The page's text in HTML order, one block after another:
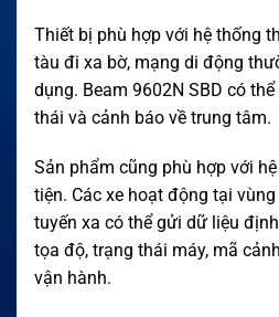
Thiết bị phù hợp với hệ thống
tàu đi xa bờ, mạng di động
dụng. Beam 9602N SBD có
thái và cảnh báo về trung tâm.
Sản phẩm cũng phù hợp với
tiện. Các xe hoạt động tại
tuyến xa có thể gửi dữ liệu
tọa độ, trạng thái máy, mã
vận hành.